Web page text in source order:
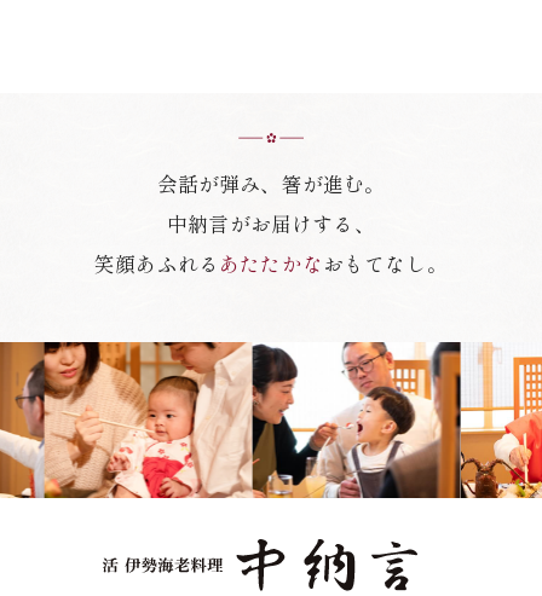
会話が弾み、箸が進む。
中納言がお届けする、
笑顔あふれる あたたかな おもてなし。